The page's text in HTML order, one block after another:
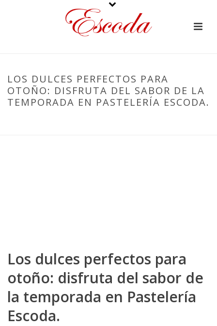
LOS DULCES PERFECTOS PARA
OTOÑO: DISFRUTA DEL SABOR DE LA
TEMPORADA EN PASTELERÍA ESCODA.
Los dulces perfectos para
otoño: disfruta del sabor de
la temporada en Pastelería
Escoda.